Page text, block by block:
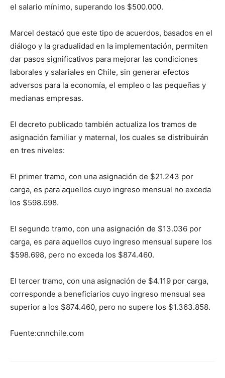
el salario mínimo, superando los $500.000.
Marcel destacó que este tipo de acuerdos, basados en el
diálogo y la gradualidad en la implementación, permiten
dar pasos significativos para mejorar las condiciones
laborales y salariales en Chile, sin generar efectos
adversos para la economía, el empleo o las pequeñas y
medianas empresas.
El decreto publicado también actualiza los tramos de
asignación familiar y maternal, los cuales se distribuirán
en tres niveles:
El primer tramo, con una asignación de $21.243 por
carga, es para aquellos cuyo ingreso mensual no exceda
los $598.698.
El segundo tramo, con una asignación de $13.036 por
carga, es para aquellos cuyo ingreso mensual supere los
$598.698, pero no exceda los $874.460.
El tercer tramo, con una asignación de $4.119 por carga,
corresponde a beneficiarios cuyo ingreso mensual sea
superior a los $874.460, pero no supere los $1.363.858.
Fuente:cnnchile.com